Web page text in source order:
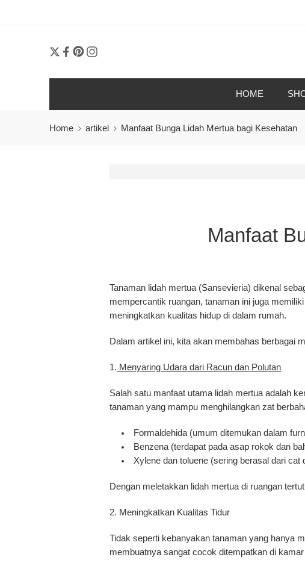
HOME
Home artikel Manfaat Bunga Lidah Mertua bagi Kesehatan
Manfaat
Tanaman lidah mertua (Sansevieria) dikenal
mempercantik ruangan, tanaman ini juga
meningkatkan kualitas hidup di dalam rumah.
Dalam artikel ini, kita akan membahas berbagai
1. Menyaring Udara dari Racun dan Polutan
Salah satu manfaat utama lidah mertua adalah
tanaman yang mampu menghilangkan zat
Formaldehida(umum ditemukan dalam
Benzena(terdapat pada asap rokok dan
Xylene dan toluene(sering berasal dari cat
Dengan meletakkan lidah mertua di ruangan
2. Meningkatkan Kualitas Tidur
Tidak seperti kebanyakan tanaman yang hanya
membuatnya sangat cocok ditempatkan di